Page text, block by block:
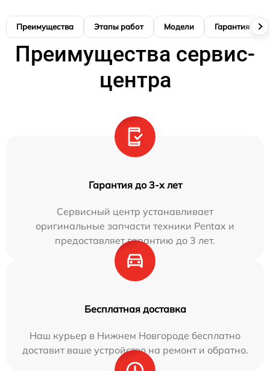
Преимущества Этапы работ Модели Гарантия
Преимущества сервис-
центра
Гарантия до 3-х лет
Сервисный центр устанавливает
оригинальные запчасти техники Pentax и
предоставляет гарантию до 3 лет.
Бесплатная доставка
Наш курьер в Нижнем Новгороде бесплатно
доставит ваше устройство на ремонт и обратно.